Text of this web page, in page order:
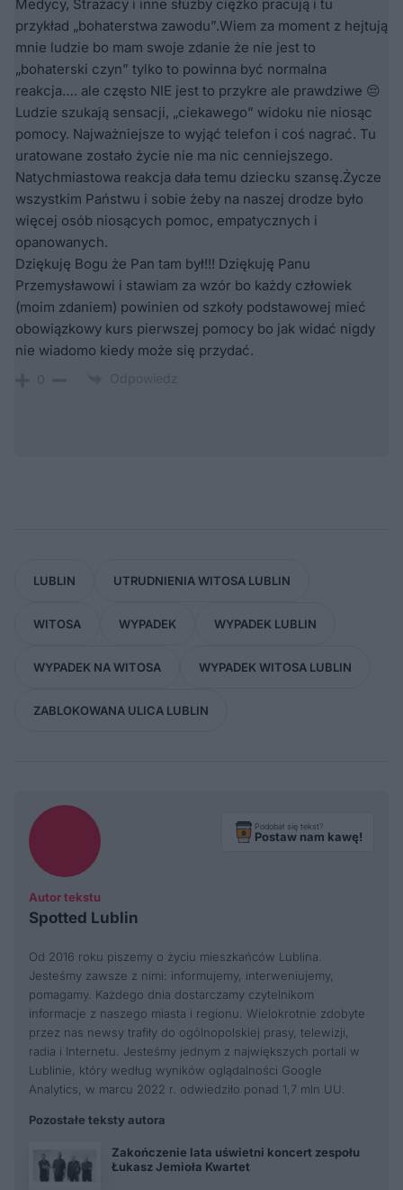
Medycy, Strażacy i inne służby ciężko pracują i tu
przykład „bohaterstwa zawodu”.Wiem za moment z hejtują
mnie ludzie bo mam swoje zdanie że nie jest to
„bohaterski czyn” tylko to powinna być normalna
reakcja…. ale często NIE jest to przykre ale prawdziwe 😔
Ludzie szukają sensacji, „ciekawego” widoku nie niosąc
pomocy. Najważniejsze to wyjąć telefon i coś nagrać. Tu
uratowane zostało życie nie ma nic cenniejszego.
Natychmiastowa reakcja dała temu dziecku szansę.Życze
wszystkim Państwu i sobie żeby na naszej drodze było
więcej osób niosących pomoc, empatycznych i
opanowanych.
Dziękuję Bogu że Pan tam był!!! Dziękuję Panu
Przemysławowi i stawiam za wzór bo każdy człowiek
(moim zdaniem) powinien od szkoły podstawowej mieć
obowiązkowy kurs pierwszej pomocy bo jak widać nigdy
nie wiadomo kiedy może się przydać.
LUBLIN UTRUDNIENIA WITOSA LUBLIN
WITOSA WYPADEK WYPADEK LUBLIN
WYPADEK NA WITOSA WYPADEK WITOSA LUBLIN
ZABLOKOWANA ULICA LUBLIN
Autor tekstu
Spotted Lublin
Podobał się tekst?
Postaw nam kawę!
Od 2016 roku piszemy o życiu mieszkańców Lublina.
Jesteśmy zawsze z nimi: informujemy, interweniujemy,
pomagamy. Każdego dnia dostarczamy czytelnikom
informacje z naszego miasta i regionu. Wielokrotnie zdobyte
przez nas newsy trafiły do ogólnopolskiej prasy, telewizji,
radia i Internetu. Jesteśmy jednym z największych portali w
Lublinie, który według wyników oglądalności Google
Analytics, w marcu 2022 r. odwiedziło ponad 1,7 mln UU.
Pozostałe teksty autora
Zakończenie lata uświetni koncert zespołu
Łukasz Jemioła Kwartet